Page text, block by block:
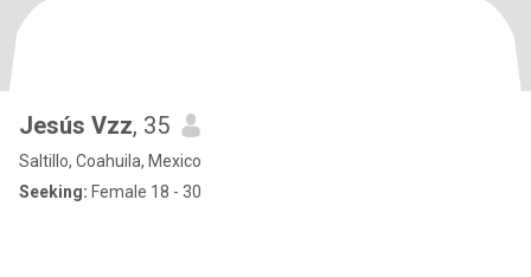
Jesús Vzz, 35
Saltillo, Coahuila, Mexico
Seeking: Female 18 - 30